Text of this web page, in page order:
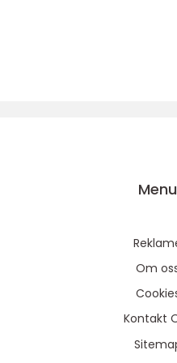
Menu
Om
Kontakt